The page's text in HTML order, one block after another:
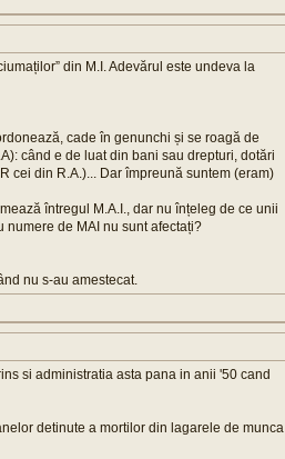
din M.I. Adevărul este undeva la
cade în genunchi și se roagă de
când e de luat din bani sau drepturi, dotări
cei din R.A.)... Dar împreună suntem (eram)
întregul M.A.I., dar nu înțeleg de ce unii
numere de MAI nu sunt afectați?
nu s-au amestecat.
si administratia asta pana in anii '50 cand
detinute a mortilor din lagarele de munca